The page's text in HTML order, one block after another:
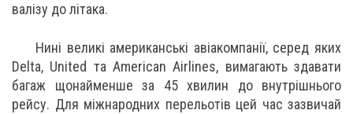
валізу до літака.
Нині великі американські авіакомпанії, серед яких
Delta, United та American Airlines, вимагають здавати
багаж щонайменше за 45 хвилин до внутрішнього
рейсу. Для міжнародних перельотів цей час зазвичай